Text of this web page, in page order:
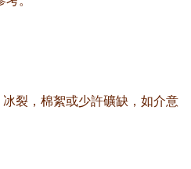
裂，棉絮或少許礦缺，如介意